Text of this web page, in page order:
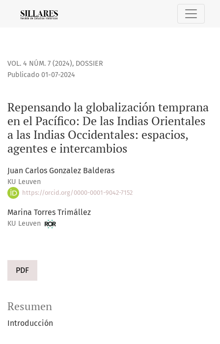
Repensando la globalización temprana en el Pacífico: De
VOL. 4 NÚM. 7 (2024), DOSSIER
Repensando la globalización temprana
en el Pacífico: De las Indias Orientales
a las Indias Occidentales: espacios,
agentes e intercambios
Publicado 01-07-2024
Juan Carlos Gonzalez Balderas
KU Leuven
https://orcid.org/0000-0001-9042-7152
Marina Torres Trimállez
KU Leuven
PDF
Resumen
Introducción